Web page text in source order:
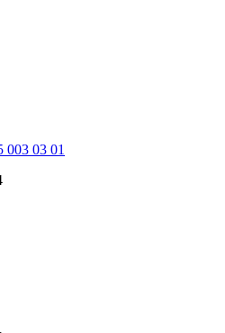
003 03 01